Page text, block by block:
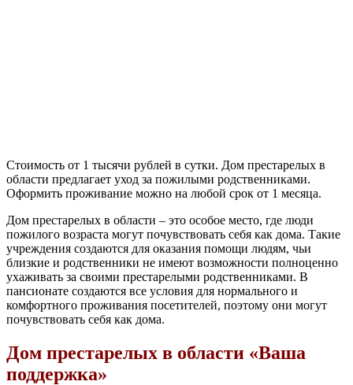
Стоимость от 1 тысячи рублей в сутки. Дом престарелых в
области предлагает уход за пожилыми родственниками.
Оформить проживание можно на любой срок от 1 месяца.
Дом престарелых в области – это особое место, где люди
пожилого возраста могут почувствовать себя как дома. Такие
учреждения создаются для оказания помощи людям, чьи
близкие и родственники не имеют возможности полноценно
ухаживать за своими престарелыми родственниками. В
пансионате создаются все условия для нормального и
комфортного проживания посетителей, поэтому они могут
почувствовать себя как дома.
Дом престарелых в области «Ваша
поддержка»